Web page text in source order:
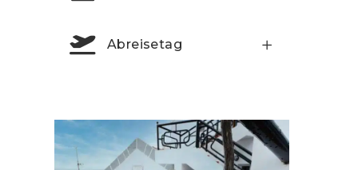
Abreisetag